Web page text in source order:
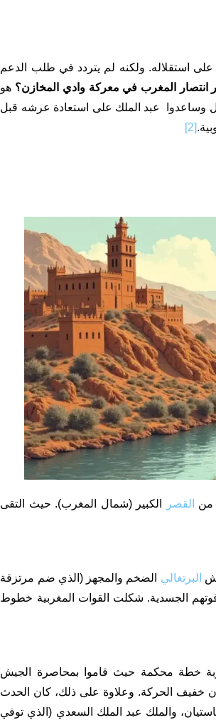
استقلاله. ولكنه لم يتردد في طلب الدعم
انتصار المغرب في معركة وادي المخازن؟ هو
وساعدوا
عبد الملك على استعادة عرشه قبل
[2]
من القصر
الكبير (شمال المغرب). حيث التقى
البرتغالي الضخم والمجهز (الذي ضم مرتزقة
الجسدية. شكلت القوات المغربية خطوط
خطة محكمة حيث قاموا بمحاصرة الجيش
خفيف الحركة. وعلاوة على ذلك، كان الحدث
والملك عبد الملك السعدي (الذي توفي